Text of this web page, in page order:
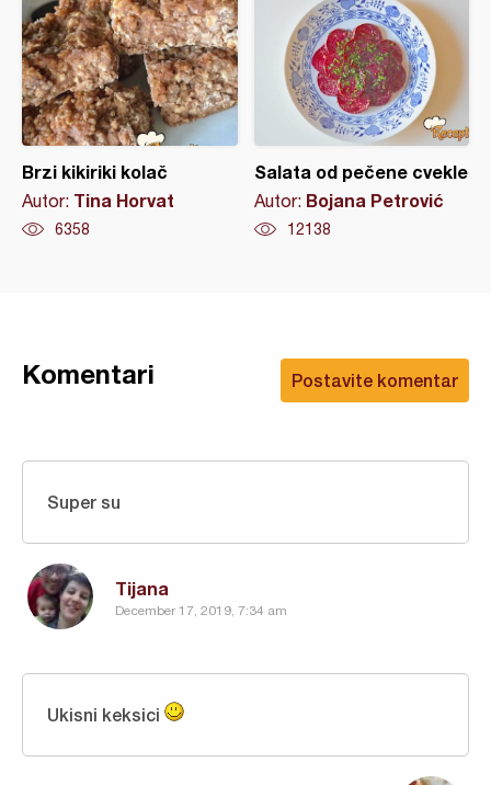
Brzi kikiriki kolač
Autor: Tina Horvat
6358
Salata od pečene cvekle
Autor: Bojana Petrović
12138
Postavite komentar
Komentari
Tijana
December 17, 2019, 7:34 am
Super su
Ukisni keksici